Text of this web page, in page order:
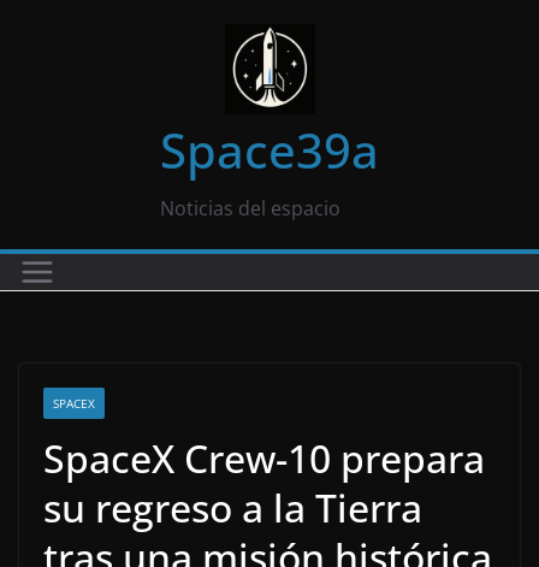
Space39a
Noticias del espacio
SPACEX
SpaceX Crew-10 prepara
su regreso a la Tierra